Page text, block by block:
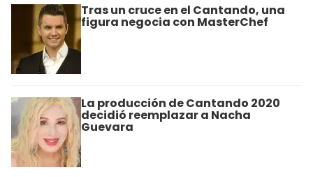
Tras un cruce en el Cantando, una
figura negocia con MasterChef
La producción de Cantando 2020
decidió reemplazar a Nacha
Guevara